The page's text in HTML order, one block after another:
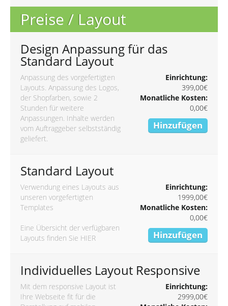
Preise / Layout
Design Anpassung für das
Standard Layout
Anpassung des vorgefertigten
Layouts. Anpassung des Logos,
der Shopfarben, sowie 2
Stunden für weitere
Anpassungen. Inhalte werden
vom Auftraggeber selbstständig
geliefert.
Einrichtung:
399,00€
Monatliche Kosten:
0,00€
Hinzufügen
Standard Layout
Verwendung eines Layouts aus
unseren vorgefertigten
Templates
Eine Übersicht der verfügbaren
Layouts finden Sie HIER
Einrichtung:
1999,00€
Monatliche Kosten:
0,00€
Hinzufügen
Individuelles Layout Responsive
Mit dem responsive Layout ist
Ihre Webseite fit für die
Einrichtung:
2999,00€